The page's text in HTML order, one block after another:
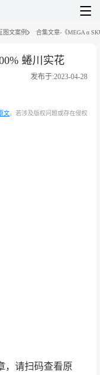
图文案例 合集文章-《MEGA α
蜷川实花
发布于:2023-04-28
文。若涉及版权问题或存在侵权
，请扫码查看原